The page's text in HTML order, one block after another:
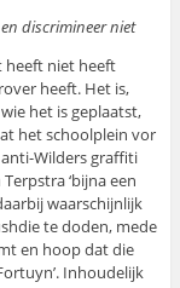
discrimineer niet
heeft niet heeft
heeft. Het is,
het is geplaatst,
het schoolplein vor
Wilders graffiti
‘bijna een
waarschijnlijk
te doden, mede
en hoop dat die
Inhoudelijk